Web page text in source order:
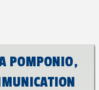
POMPONIO,